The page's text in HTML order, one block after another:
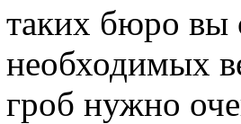
таких бюро вы
необходимых
гроб нужно